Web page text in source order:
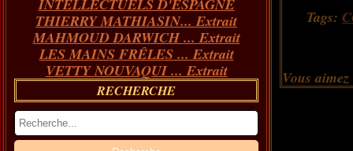
INTELLECTUELS D'ESPAGNE
THIERRY MATHIASIN... Extrait
MAHMOUD DARWICH ... Extrait
LES MAINS FRÊLES ... Extrait
VETTY NOUVAQUI ... Extrait
RECHERCHE
Tags:
Vous aimez